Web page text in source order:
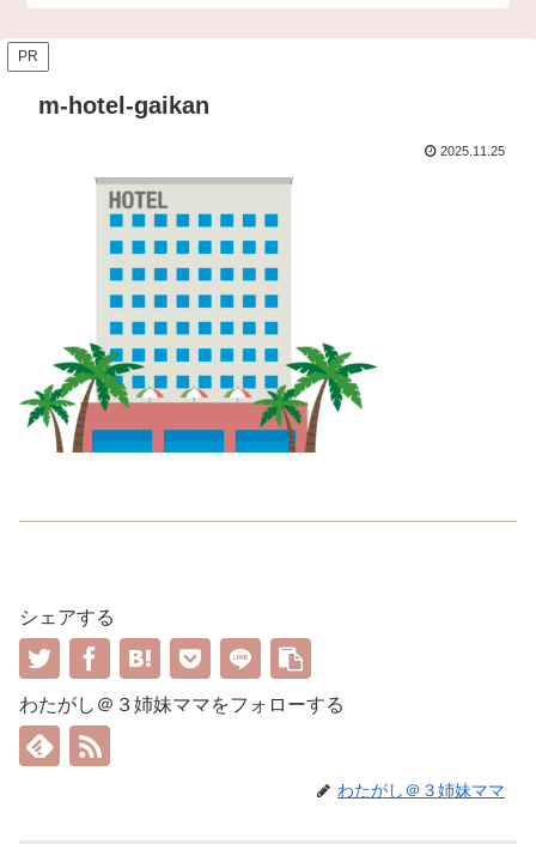
PR
m-hotel-gaikan
2025.11.25
シェアする
わたがし＠３姉妹ママをフォローする
わたがし＠３姉妹ママ